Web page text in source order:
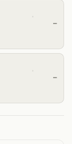
—
—